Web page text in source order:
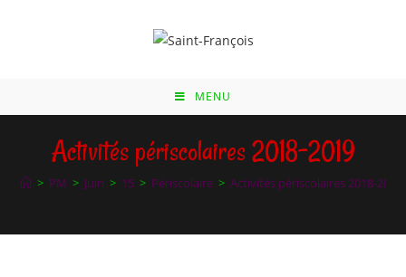
MENU
Activités périscolaires 2018-2019
> PM > Juin > 15 > Périscolaire > Activités périscolaires 2018-2019